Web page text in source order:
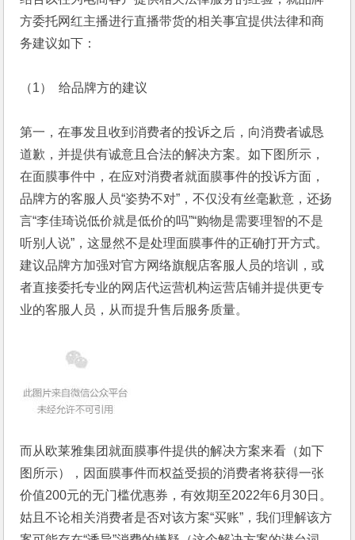
方委托网红主播进行直播带货的相关事宜提供法律和商
务建议如下：
（1） 给品牌方的建议
第一，在事发且收到消费者的投诉之后，向消费者诚恳
道歉，并提供有诚意且合法的解决方案。如下图所示，
在面膜事件中，在应对消费者就面膜事件的投诉方面，
品牌方的客服人员“姿势不对”，不仅没有丝毫歉意，还扬
言“李佳琦说低价就是低价的吗”“购物是需要理智的不是
听别人说”，这显然不是处理面膜事件的正确打开方式。
建议品牌方加强对官方网络旗舰店客服人员的培训，或
者直接委托专业的网店代运营机构运营店铺并提供更专
业的客服人员，从而提升售后服务质量。
而从欧莱雅集团就面膜事件提供的解决方案来看（如下
图所示），因面膜事件而权益受损的消费者将获得一张
价值200元的无门槛优惠券，有效期至2022年6月30日。
姑且不论相关消费者是否对该方案“买账”，我们理解该方